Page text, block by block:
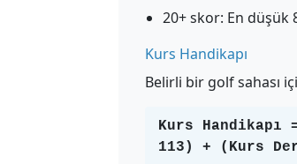
20+ skor: En düşük
Kurs Handikapı
Belirli bir golf sahası
Kurs Handikapı
113) + (Kurs